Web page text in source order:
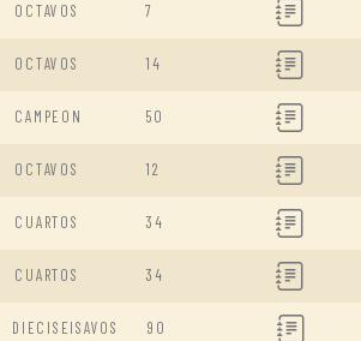
OCTAVOS 7
OCTAVOS 14
CAMPEON 50
OCTAVOS 12
CUARTOS 34
CUARTOS 34
DIECISEISAVOS 90